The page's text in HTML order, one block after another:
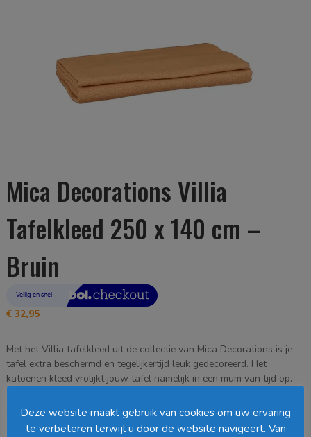
Mica Decorations Villia
Tafelkleed 250 x 140 cm –
Bruin
€32,95
Met het Villia tafelkleed uit de collectie van Mica Decorations is je
tafel extra beschermd en tegelijkertijd leuk gedecoreerd. Het
katoenen kleed vrolijkt jouw tafel namelijk in een mum van tijd op.
Op voorraad
Deze website maakt gebruik van cookies om uw ervaring
te verbeteren terwijl u door de website navigeert. Van